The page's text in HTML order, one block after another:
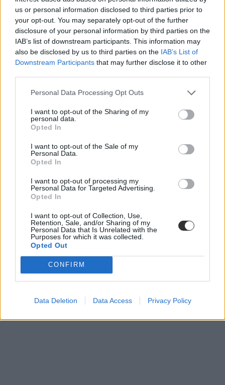
us or personal information disclosed to third parties prior to
your opt-out. You may separately opt-out of the further
disclosure of your personal information by third parties on the
IAB’s list of downstream participants. This information may
also be disclosed by us to third parties on the IAB’s List of
Downstream Participants that may further disclose it to other
Personal Data Processing Opt Outs
I want to opt-out of the Sharing of my
personal data.
Opted In
I want to opt-out of the Sale of my
Personal Data.
Opted In
I want to opt-out of processing my
Personal Data for Targeted Advertising.
Opted In
I want to opt-out of Collection, Use,
Retention, Sale, and/or Sharing of my
Personal Data that Is Unrelated with the
Purposes for which it was collected.
Opted Out
CONFIRM
Data Deletion Data Access Privacy Policy
felvételi 2021
felvételi
pótfelvételi
felsőoktatási felvételi 2021
felvételi jelentkezés